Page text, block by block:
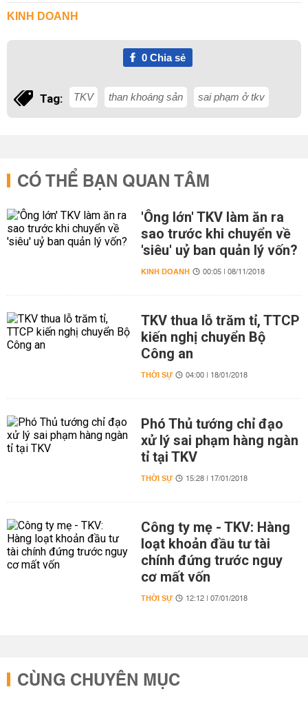
KINH DOANH
0Chia sẻ
Tag: TKV than khoáng sản sai phạm ở tkv
CÓ THỂ BẠN QUAN TÂM
'Ông lớn' TKV làm ăn ra
sao trước khi chuyển về
'siêu' uỷ ban quản lý vốn?
KINH DOANH 00:05 | 08/11/2018
TKV thua lỗ trăm tỉ, TTCP
kiến nghị chuyển Bộ
Công an
THỜI SỰ 04:00 | 18/01/2018
Phó Thủ tướng chỉ đạo
xử lý sai phạm hàng ngàn
tỉ tại TKV
THỜI SỰ 15:28 | 17/01/2018
Công ty mẹ - TKV: Hàng
loạt khoản đầu tư tài
chính đứng trước nguy
cơ mất vốn
THỜI SỰ 12:12 | 07/01/2018
CÙNG CHUYÊN MỤC